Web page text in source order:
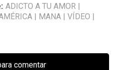
ADICTO A TU AMOR |
| MANA | VÍDEO |
comentar